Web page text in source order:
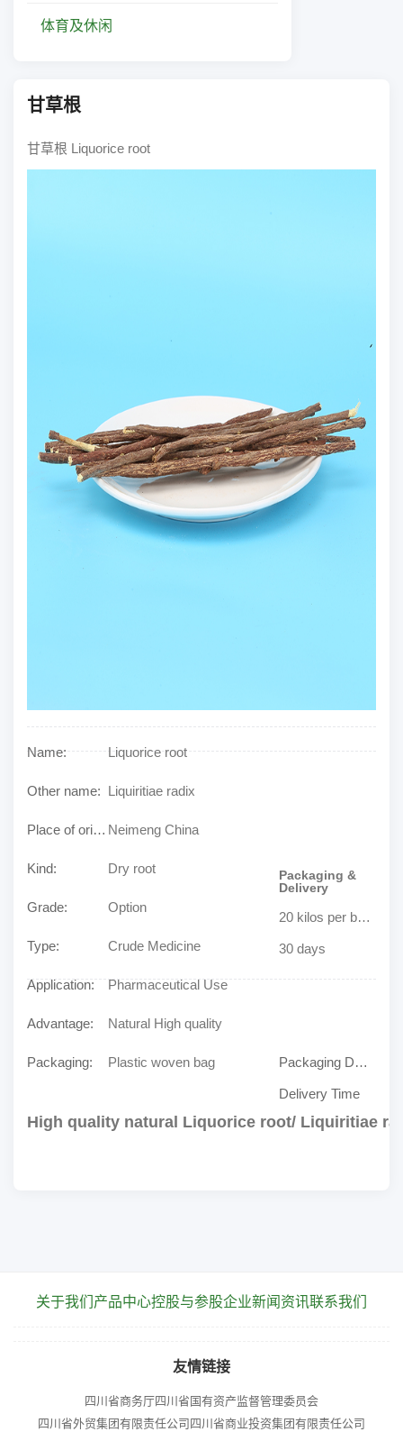
体育及休闲
甘草根
甘草根 Liquorice root
Name: Liquorice root
Other name: Liquiritiae radix
Place of origin: Neimeng China
Kind: Dry root
Grade: Option
Type: Crude Medicine
Application: Pharmaceutical Use
Advantage: Natural High quality
Packaging: Plastic woven bag
Packaging &
Delivery
Packaging Details
20 kilos per bag or decided by buyer
Delivery Time
30 days
High quality natural Liquorice root/ Liquiritiae
关于我们 产品中心控股与参股企业新闻资讯联系我们
友情链接
四川省商务厅四川省国有资产监督管理委员会
四川省外贸集团有限责任公司 四川省商业投资集团有限责任公司